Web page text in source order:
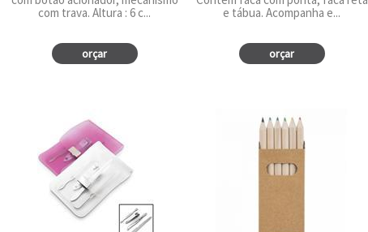
com trava. Altura : 6 c...
orçar
e tábua. Acompanha e...
orçar